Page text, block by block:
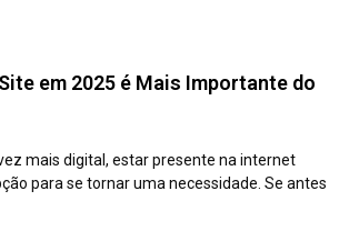
em 2025 é Mais Importante do
mais digital, estar presente na internet
para se tornar uma necessidade. Se antes